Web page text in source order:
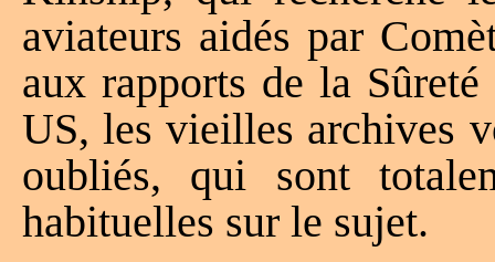
aviateurs aidés par
aux rapports de la
US, les vieilles archives
oubliés, qui sont
habituelles sur le sujet.